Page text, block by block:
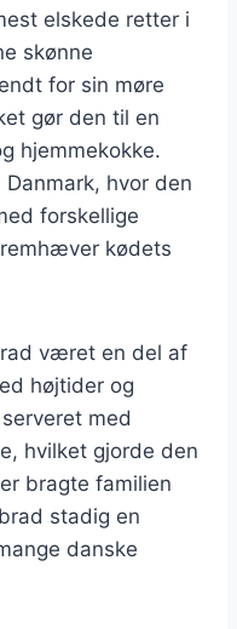
elskede retter i
skønne
for sin møre
gør den til en
hjemmekokke.
hvor den
forskellige
kødets
været en del af
højtider og
med
hvilket gjorde den
bragte familien
stadig en
danske